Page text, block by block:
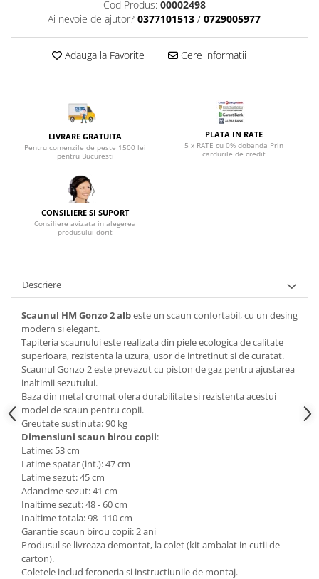
Top saltele 10 cm
Top saltele memory 5 cm
Top saltele MemoHR 6.5 cm
Saltele cu spuma
Scaune manager
Mese bucatarie
Seturi mese si scaune bucatarie
Mobila hol
Portmantouri
Seturi mobilier hol
Stender haine
Cuiere
Mobilier gradinita
Mese gradinita
Scaune gradinita
Set mese si scaune gradinita
Mobilier copii
Mobila camera copii
Scaune birou pentru copii
Saltele patuturi copii
Paturi copii
Masa si scaune gradinita
Seturi comode living si dormitor
Cod Produs: 00002498
Ai nevoie de ajutor? 0377101513 / 0729005977
Adauga la Favorite Cere informatii
LIVRARE GRATUITA
Pentru comenzile de peste 1500 lei
pentru Bucuresti
PLATA IN RATE
5 x RATE cu 0% dobanda Prin
cardurile de credit
CONSILIERE SI SUPORT
Consiliere avizata in alegerea
produsului dorit
Descriere
Scaunul HM Gonzo 2 albeste un scaun confortabil, cu un desing
modern si elegant.
Tapiteria scaunului este realizata din piele ecologica de calitate
superioara, rezistenta la uzura, usor de intretinut si de curatat.
Scaunul Gonzo 2 este prevazut cu piston de gaz pentru ajustarea
inaltimii sezutului.
Baza din metal cromat ofera durabilitate si rezistenta acestui
model de scaun pentru copii.
Greutate sustinuta: 90 kg
Dimensiuni scaun birou copii:
Latime: 53 cm
Latime spatar (int.): 47 cm
Latime sezut: 45 cm
Adancime sezut: 41 cm
Inaltime sezut: 48 - 60 cm
Inaltime totala: 98- 110 cm
Garantie scaun birou copii: 2 ani
Produsul se livreaza demontat, la colet (kit ambalat in cutii de
carton).
Coletele includ feroneria si instructiunile de montaj.